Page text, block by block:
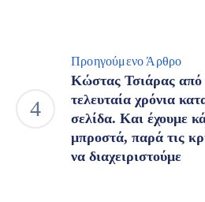
Προηγούμενο Άρθρο
Κώστας Τσιάρας
τελευταία χρόνια
σελίδα. Και έχουμε
μπροστά, παρά τις
να διαχειριστούμε